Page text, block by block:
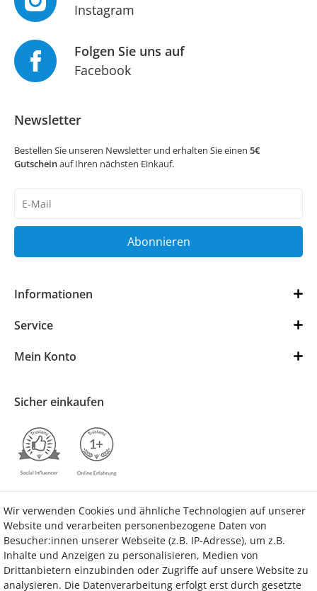
Instagram
Folgen Sie uns auf
Facebook
Newsletter
Bestellen Sie unseren Newsletter und erhalten Sie einen 5€
Gutscheinauf Ihren nächsten Einkauf.
Honig
Abonnieren
Informationen
Service
Mein Konto
Sicher einkaufen
Vertrag widerrufen Kontakt
Wir verwenden Cookies und ähnliche Technologien auf unserer
Website und verarbeiten personenbezogene Daten von
Besucher:innen unserer Webseite (z.B. IP-Adresse), um z.B.
Inhalte und Anzeigen zu personalisieren, Medien von
Drittanbietern einzubinden oder Zugriffe auf unsere Website zu
analysieren. Die Datenverarbeitung erfolgt erst durch gesetzte